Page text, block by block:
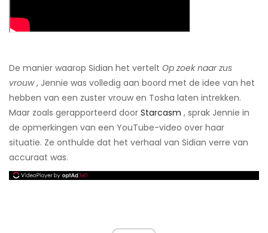
De manier waarop Sidian het vertelt Op zoek naar zus
vrouw, Jennie was volledig aan boord met de idee van het
hebben van een zuster vrouw en Tosha laten intrekken.
Maar zoals gerapporteerd door Starcasm , sprak Jennie in
de opmerkingen van een YouTube-video over haar
situatie. Ze onthulde dat het verhaal van Sidian verre van
accuraat was.